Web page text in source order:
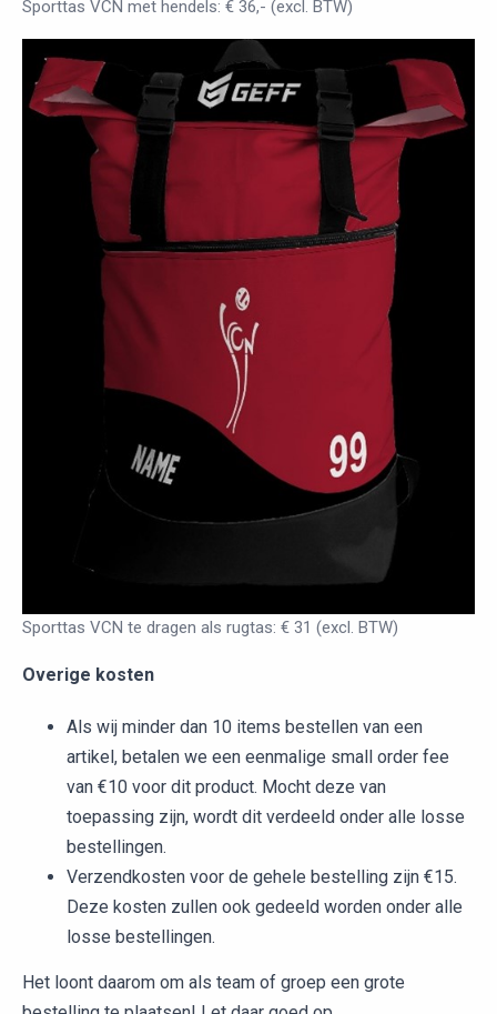
Sporttas VCN met hendels: € 36,- (excl. BTW)
Sporttas VCN te dragen als rugtas: € 31 (excl. BTW)
Overige kosten
Als wij minder dan 10 items bestellen van een
artikel, betalen we een eenmalige small order fee
van €10 voor dit product. Mocht deze van
toepassing zijn, wordt dit verdeeld onder alle losse
bestellingen.
Verzendkosten voor de gehele bestelling zijn €15.
Deze kosten zullen ook gedeeld worden onder alle
losse bestellingen.
Het loont daarom om als team of groep een grote